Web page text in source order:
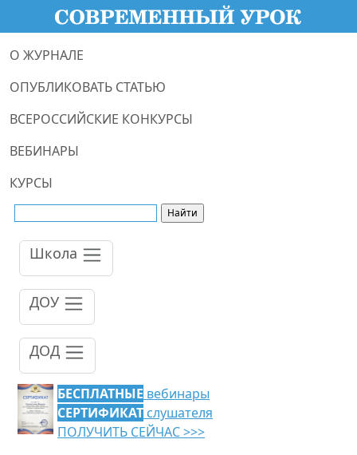
О ЖУРНАЛЕ
ОПУБЛИКОВАТЬ СТАТЬЮ
ВСЕРОССИЙСКИЕ КОНКУРСЫ
ВЕБИНАРЫ
КУРСЫ
Школа
ДОУ
ДОД
БЕСПЛАТНЫЕ вебинары
СЕРТИФИКАТ слушателя
ПОЛУЧИТЬ СЕЙЧАС >>>